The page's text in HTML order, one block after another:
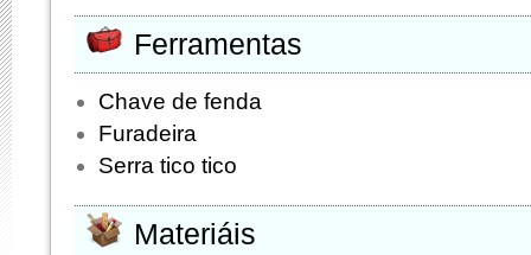
Ferramentas
Chave de fenda
Furadeira
Serra tico tico
Materiáis